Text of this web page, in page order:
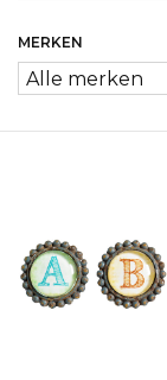
MERKEN